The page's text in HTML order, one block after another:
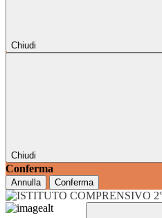
Chiudi
Chiudi
Conferma
Annulla Conferma